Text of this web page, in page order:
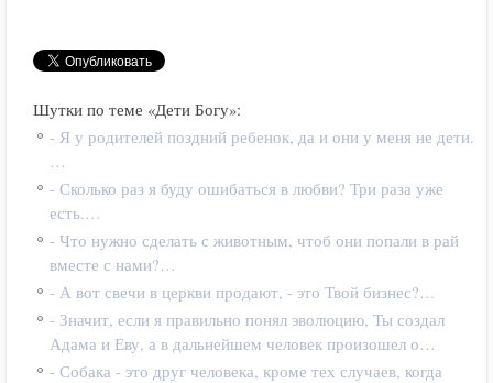
Шутки по теме «Дети Богу»:
- Я у родителей поздний ребенок, да и они у меня не дети.
…
- Сколько раз я буду ошибаться в любви? Три раза уже
есть.…
- Что нужно сделать с животным, чтоб они попали в рай
вместе с нами?…
- А вот свечи в церкви продают, - это Твой бизнес?…
- Значит, если я правильно понял эволюцию, Ты создал
Адама и Еву, а в дальнейшем человек произошел о…
- Собака - это друг человека, кроме тех случаев, когда